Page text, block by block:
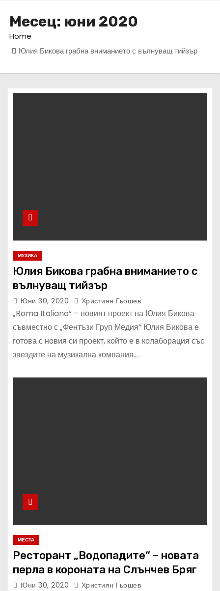
Месец: юни 2020
Home
Юлия Бикова грабна вниманието с вълнуващ тийзър
МУЗИКА
Юлия Бикова грабна вниманието с
вълнуващ тийзър
Юни 30, 2020 Християн Гьошев
„Roma Italiano“ – новият проект на Юлия Бикова
съвместно с „Фентъзи Груп Медия“ Юлия Бикова е
готова с новия си проект, който е в колаборация със
звездите на музикална компания…
МЕСТА
Ресторант „Водопадите“ – новата
перла в короната на Слънчев Бряг
Юни 30, 2020 Християн Гьошев